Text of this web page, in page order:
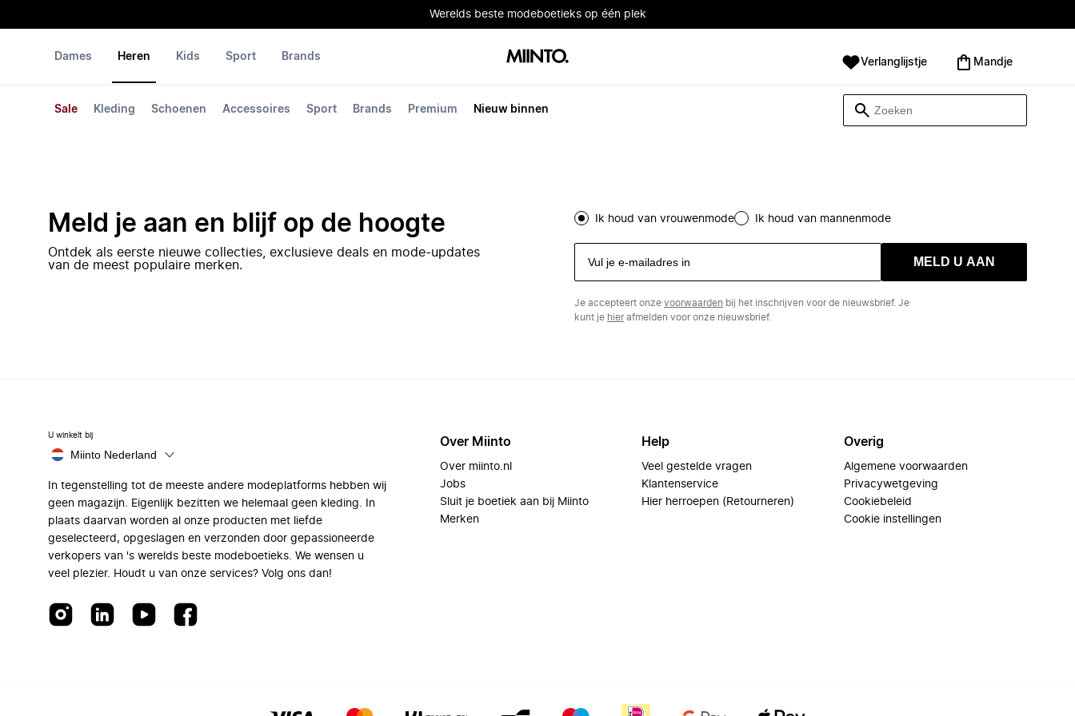
Werelds beste modeboetieks op één plek
Dames Heren
Sale Kleding Schoenen Accessoires Sport Brands Premium Nieuw binnen
Kids Sport Brands Verlanglijstje Mandje
Meld je aan en blijf op de hoogte
Ontdek als eerste nieuwe collecties, exclusieve deals en mode-updates
van de meest populaire merken.
Ik houd van vrouwenmode Ik houd van mannenmode
MELD U AAN
Je accepteert onze voorwaarden bij het inschrijven voor de nieuwsbrief. Je
kunt je hierafmelden voor onze nieuwsbrief.
U winkelt bij
Miinto Nederland
In tegenstelling tot de meeste andere modeplatforms hebben wij
geen magazijn. Eigenlijk bezitten we helemaal geen kleding. In
plaats daarvan worden al onze producten met liefde
geselecteerd, opgeslagen en verzonden door gepassioneerde
verkopers van 's werelds beste modeboetieks. We wensen u
veel plezier. Houdt u van onze services? Volg ons dan!
Over Miinto
Over miinto.nl
Jobs
Sluit je boetiek aan bij Miinto
Merken
Help
Veel gestelde vragen
Klantenservice
Hier herroepen (Retourneren)
Overig
Algemene voorwaarden
Privacywetgeving
Cookiebeleid
Cookie instellingen